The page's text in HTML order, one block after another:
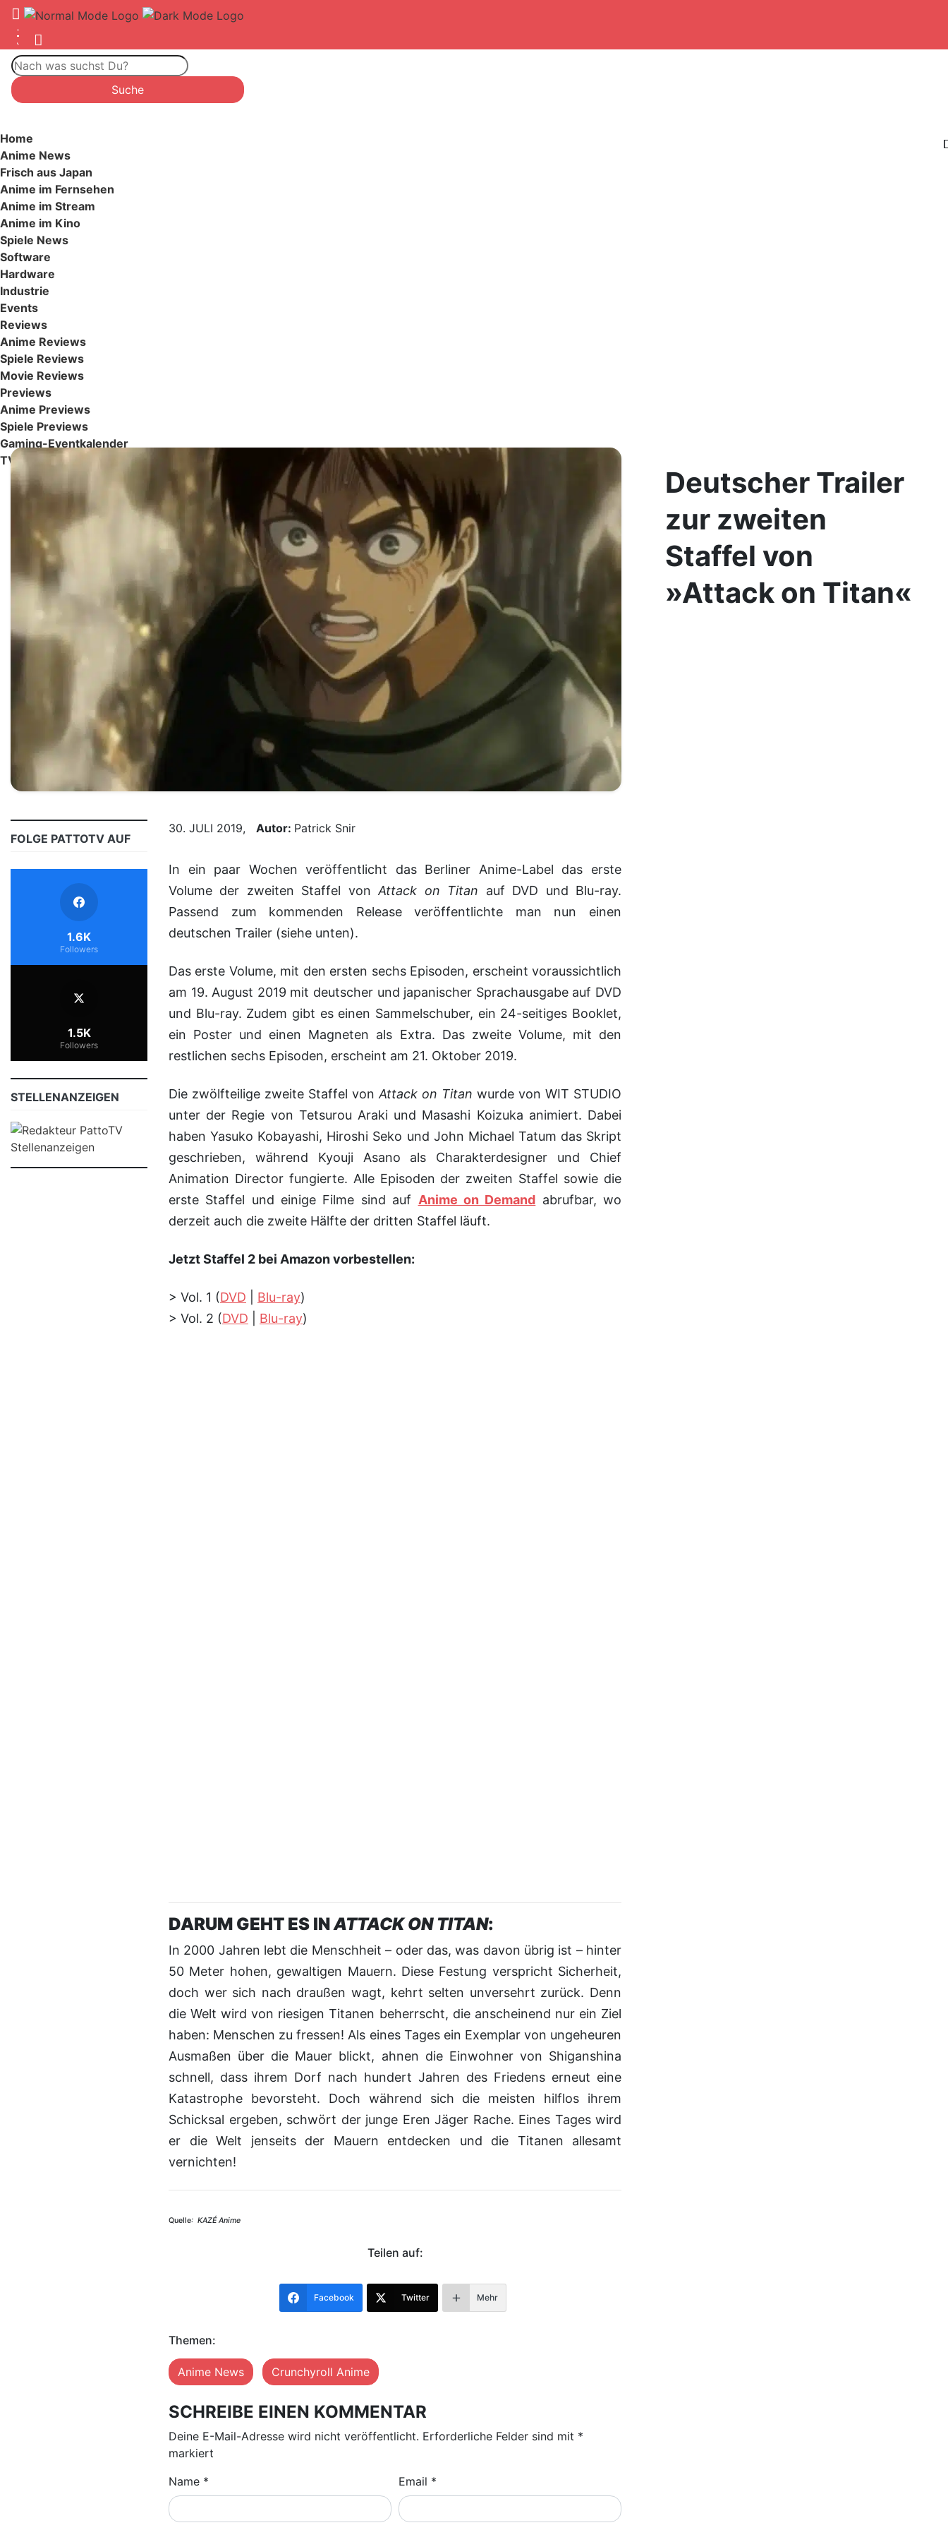
Home
Anime News
Frisch aus Japan
Anime im Fernsehen
Anime im Stream
Anime im Kino
Spiele News
Software
Hardware
Industrie
Events
Reviews
Anime Reviews
Spiele Reviews
Movie Reviews
Previews
Anime Previews
Spiele Previews
Gaming-Eventkalender
TV-Programm
30. JULI 2019, Autor: Patrick Snir
In ein paar Wochen veröffentlicht das Berliner Anime-Label das erste
Volume der zweiten Staffel vonAttack on Titan auf DVD und Blu-ray.
Passend zum kommenden Release veröffentlichte man nun einen
deutschen Trailer (siehe unten).
Das erste Volume, mit den ersten sechs Episoden, erscheint voraussichtlich
am 19. August 2019 mit deutscher und japanischer Sprachausgabe auf DVD
und Blu-ray. Zudem gibt es einen Sammelschuber, ein 24-seitiges Booklet,
ein Poster und einen Magneten als Extra. Das zweite Volume, mit den
restlichen sechs Episoden, erscheint am 21. Oktober 2019.
Die zwölfteilige zweite Staffel von Attack on Titan wurde von WIT STUDIO
unter der Regie von Tetsurou Araki und Masashi Koizuka animiert. Dabei
haben Yasuko Kobayashi, Hiroshi Seko und John Michael Tatum das Skript
geschrieben, während Kyouji Asano als Charakterdesigner und Chief
Animation Director fungierte. Alle Episoden der zweiten Staffel sowie die
erste Staffel und einige Filme sind auf Anime on Demand abrufbar, wo
derzeit auch die zweite Hälfte der dritten Staffel läuft.
Jetzt Staffel 2 bei Amazon vorbestellen:
> Vol. 1 (DVD Blu-ray)
> Vol. 2 (DVD Blu-ray)
DARUM GEHT ES INATTACK ON TITAN:
In 2000 Jahren lebt die Menschheit – oder das, was davon übrig ist – hinter
50 Meter hohen, gewaltigen Mauern. Diese Festung verspricht Sicherheit,
doch wer sich nach draußen wagt, kehrt selten unversehrt zurück. Denn
die Welt wird von riesigen Titanen beherrscht, die anscheinend nur ein Ziel
haben: Menschen zu fressen! Als eines Tages ein Exemplar von ungeheuren
Ausmaßen über die Mauer blickt, ahnen die Einwohner von Shiganshina
schnell, dass ihrem Dorf nach hundert Jahren des Friedens erneut eine
Katastrophe bevorsteht. Doch während sich die meisten hilflos ihrem
Schicksal ergeben, schwört der junge Eren Jäger Rache. Eines Tages wird
er die Welt jenseits der Mauern entdecken und die Titanen allesamt
vernichten!
Quelle: KAZÉ Anime
Teilen auf:
Facebook Twitter Mehr
Themen:
Anime News Crunchyroll Anime
SCHREIBE EINEN KOMMENTAR
Deine E-Mail-Adresse wird nicht veröffentlicht. Erforderliche Felder sind mit *
markiert
Name * Email *
FOLGE PATTOTV AUF
1.6K
Followers
1.5K
Followers
STELLENANZEIGEN
Deutscher Trailer
zur zweiten
Staffel von
»Attack on Titan«